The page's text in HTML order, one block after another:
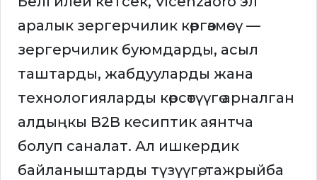
аралык зергерчилик көргөзмөсү —
зергерчилик буюмдарды, асыл
таштарды, жабдууларды жана
технологияларды көрсөтүүгө арналган
алдыңкы B2B кесиптик аянтча
болуп саналат. Ал ишкердик
байланыштарды түзүүгө, тажрыйба